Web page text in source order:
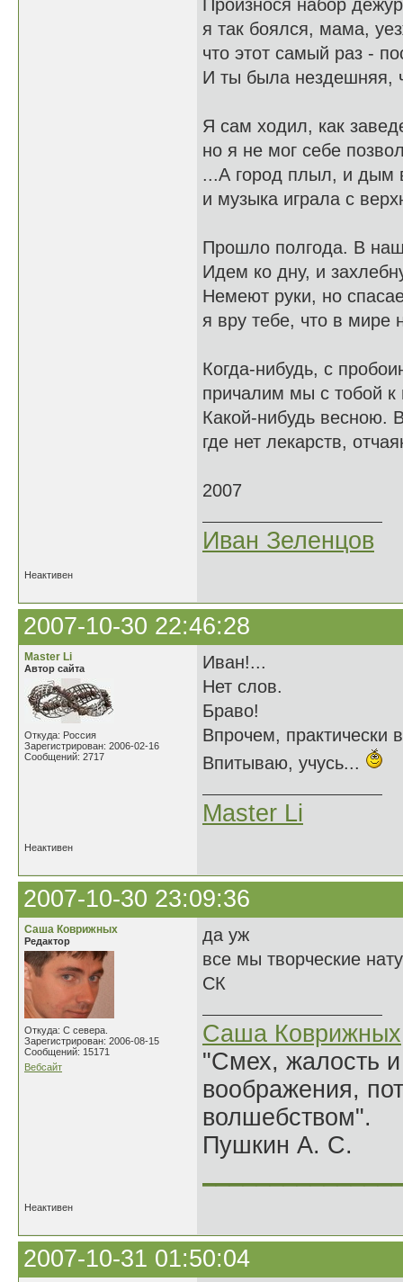
Произнося набор
я так боялся, мама,
что этот самый раз -
И ты была нездешняя,
Я сам ходил, как
но я не мог себе
...А город плыл, и дым
и музыка играла с
Прошло полгода. В
Идем ко дну, и
Немеют руки, но
я вру тебе, что в мире
Когда-нибудь, с
причалим мы с тобой к
Какой-нибудь весною.
где нет лекарств,
2007
Иван Зеленцов
Неактивен
2007-10-30 22:46:28
Master Li
Автор сайта
Откуда: Россия
Зарегистрирован: 2006-02-16
Сообщений: 2717
Иван!...
Нет слов.
Браво!
Впрочем, практически
Впитываю, учусь...
Master Li
Неактивен
2007-10-30 23:09:36
Саша Коврижных
Редактор
Откуда: С севера.
Зарегистрирован: 2006-08-15
Сообщений: 15171
Вебсайт
да уж
все мы творческие
СК
Саша Коврижных
"Смех, жалость
воображения,
волшебством".
Пушкин А. С.
Неактивен
2007-10-31 01:50:04